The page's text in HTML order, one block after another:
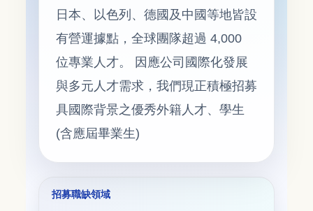
日本、以色列、德國及中國等地皆設
有營運據點，全球團隊超過 4,000
位專業人才。 因應公司國際化發展
與多元人才需求，我們現正積極招募
具國際背景之優秀外籍人才、學生
(含應屆畢業生)
招募職缺領域